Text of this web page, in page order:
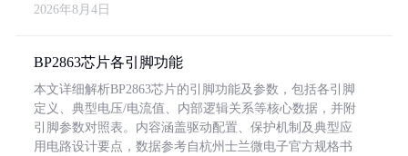
2026年8月4日
BP2863芯片各引脚功能
本文详细解析BP2863芯片的引脚功能及参数，包括各引脚
定义、典型电压/电流值、内部逻辑关系等核心数据，并附
引脚参数对照表。内容涵盖驱动配置、保护机制及典型应
用电路设计要点，数据参考自杭州士兰微电子官方规格书